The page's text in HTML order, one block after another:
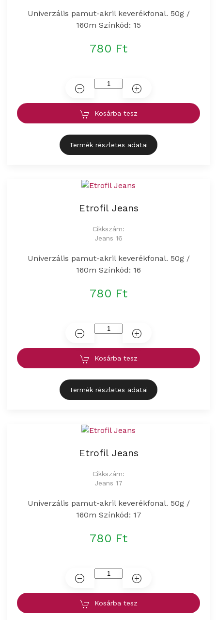
Univerzális pamut-akril keverékfonal. 50g /
160m Színkód: 15
780 Ft
Kosárba tesz
Termék részletes adatai
Etrofil Jeans
Cikkszám:
Jeans 16
Univerzális pamut-akril keverékfonal. 50g /
160m Színkód: 16
780 Ft
Kosárba tesz
Termék részletes adatai
Etrofil Jeans
Cikkszám:
Jeans 17
Univerzális pamut-akril keverékfonal. 50g /
160m Színkód: 17
780 Ft
Kosárba tesz